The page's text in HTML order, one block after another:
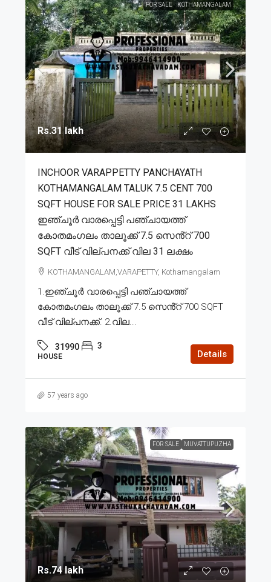
FOR SALE KOTHAMANGALAM
Rs.31 lakh
INCHOOR VARAPPETTY PANCHAYATH
KOTHAMANGALAM TALUK 7.5 CENT 700
SQFT HOUSE FOR SALE PRICE 31 LAKHS
ഇഞ്ചൂർ വാരപ്പെട്ടി പഞ്ചായത്ത്
കോതമംഗലം താലൂക്ക് 7.5 സെൻ്റ് 700
SQFT വീട് വില്പനക്ക് വില 31 ലക്ഷം
KOTHAMANGALAM,VARAPETTY, Kothamangalam
1.ഇഞ്ചൂർ വാരപ്പെട്ടി പഞ്ചായത്ത്
കോതമംഗലം താലൂക്ക് 7.5 സെൻ്റ് 700 SQFT
വീട് വില്പനക്ക്. 2.വില...
31990 3
HOUSE Details
57 years ago
FOR SALE MUVATTUPUZHA
Rs.74 lakh